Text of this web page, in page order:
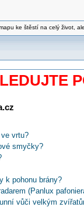
ke štěstí na celý život,
vrtu?
smyčky?
k pohonu brány?
(Panlux
vůči velkým